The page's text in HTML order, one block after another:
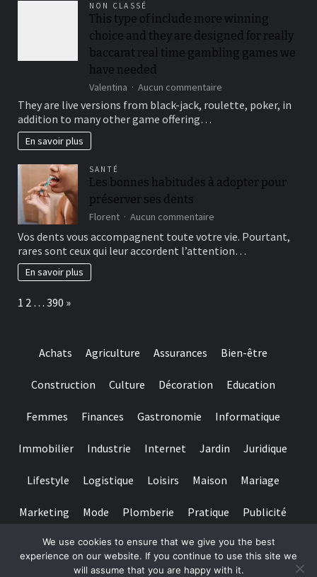
locked
out
immediately
following
brick
NON CLASSÉ
This type of include more winning
choice and they are designed for really
baccarat real time gambling games we
have needed
Valentina Aucun commentaire
This
type
choice
and
for
really
needed
They are live versions from black-jack, roulette, poker, in
addition to many other game offering…
En savoir plus
SANTÉ
Les bonnes habitudes à adopter pour
préserver ses dents
Florent Aucun commentaire
bonnes
habitudes
Vos dents vous accompagnent toute votre vie. Pourtant,
rares sont ceux qui leur accordent l’attention…
En savoir plus
Page:
1 2 … 390 Next
»
Achats Agriculture Assurances Bien-être
Construction Culture Décoration Education
Femmes Finances Gastronomie Informatique
Immobilier Industrie Internet Jardin Juridique
Lifestyle Logistique Loisirs Maison Mariage
Marketing Mode Plomberie Pratique Publicité
Santé Services Sport Textile Tourisme
We use cookies to ensure that we give you the best
experience on our website. If you continue to use this site we
will assume that you are happy with it.